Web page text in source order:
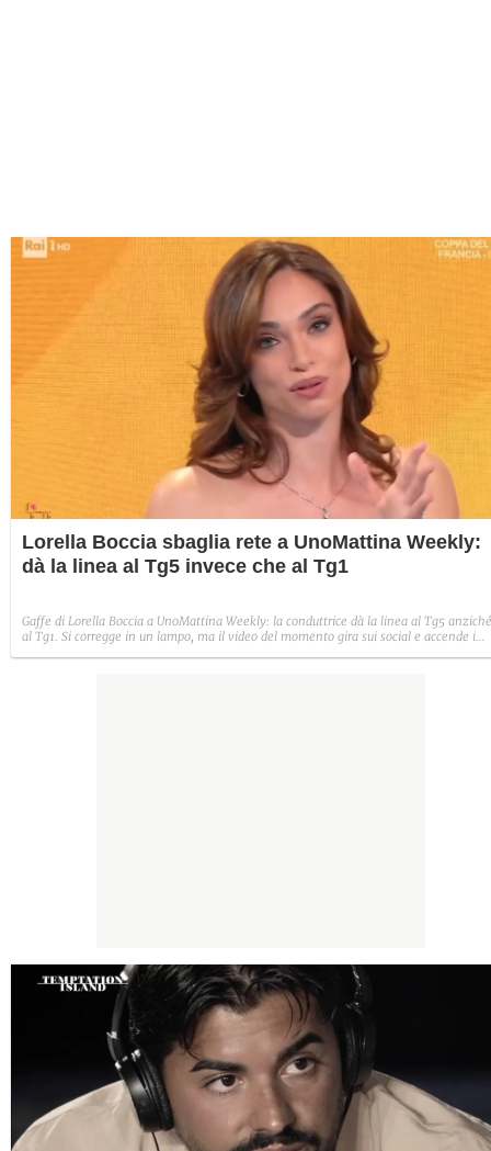
Lorella Boccia sbaglia rete a UnoMattina Weekly:
dà la linea al Tg5 invece che al Tg1
Gaffe di Lorella Boccia a UnoMattina Weekly: la conduttrice dà la linea al Tg5 anziché
al Tg1. Si corregge in un lampo, ma il video del momento gira sui social e accende i